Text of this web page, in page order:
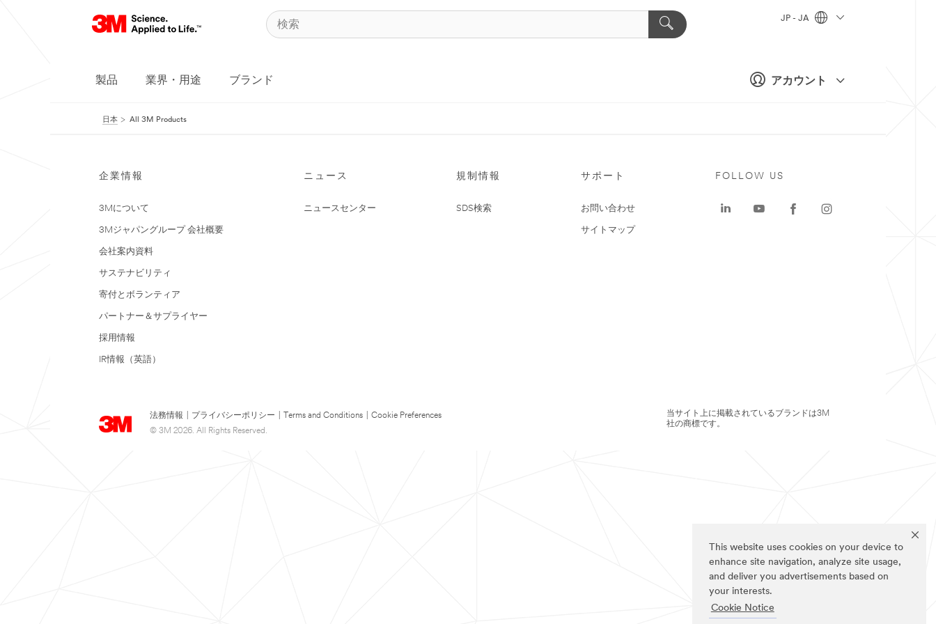
This website uses cookies on your device to
enhance site navigation, analyze site usage,
and deliver you advertisements based on
your interests.
Cookie Notice
アカウント
JP - JA
製品 業界・用途 ブランド
日本 All 3M Products
企業情報
3Mについて
3Mジャパングループ 会社概要
会社案内資料
サステナビリティ
寄付とボランティア
パートナー＆サプライヤー
採用情報
IR情報（英語）
ニュース
ニュースセンター
規制情報
SDS検索
サポート
お問い合わせ
サイトマップ
法務情報 プライバシーポリシー Terms and Conditions
Cookie Preferences
© 3M 2026. All Rights Reserved.
FOLLOW US
当サイト上に掲載されているブランドは3M
社の商標です。